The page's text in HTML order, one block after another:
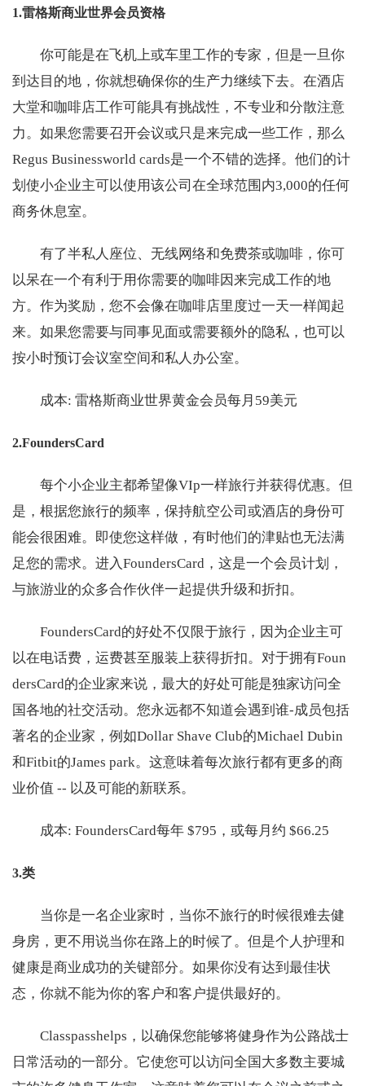
1.雷格斯商业世界会员资格
你可能是在飞机上或车里工作的专家，但是一旦你
到达目的地，你就想确保你的生产力继续下去。在酒店
大堂和咖啡店工作可能具有挑战性，不专业和分散注意
力。如果您需要召开会议或只是来完成一些工作，那么
Regus Businessworld cards是一个不错的选择。他们的计
划使小企业主可以使用该公司在全球范围内3,000的任何
商务休息室。
有了半私人座位、无线网络和免费茶或咖啡，你可
以呆在一个有利于用你需要的咖啡因来完成工作的地
方。作为奖励，您不会像在咖啡店里度过一天一样闻起
来。如果您需要与同事见面或需要额外的隐私，也可以
按小时预订会议室空间和私人办公室。
成本: 雷格斯商业世界黄金会员每月59美元
2.FoundersCard
每个小企业主都希望像VIp一样旅行并获得优惠。但
是，根据您旅行的频率，保持航空公司或酒店的身份可
能会很困难。即使您这样做，有时他们的津贴也无法满
足您的需求。进入FoundersCard，这是一个会员计划，
与旅游业的众多合作伙伴一起提供升级和折扣。
FoundersCard的好处不仅限于旅行，因为企业主可
以在电话费，运费甚至服装上获得折扣。对于拥有Foun
dersCard的企业家来说，最大的好处可能是独家访问全
国各地的社交活动。您永远都不知道会遇到谁-成员包括
著名的企业家，例如Dollar Shave Club的Michael Dubin
和Fitbit的James park。这意味着每次旅行都有更多的商
业价值 -- 以及可能的新联系。
成本: FoundersCard每年 $795，或每月约 $66.25
3.类
当你是一名企业家时，当你不旅行的时候很难去健
身房，更不用说当你在路上的时候了。但是个人护理和
健康是商业成功的关键部分。如果你没有达到最佳状
态，你就不能为你的客户和客户提供最好的。
Classpasshelps，以确保您能够将健身作为公路战士
日常活动的一部分。它使您可以访问全国大多数主要城